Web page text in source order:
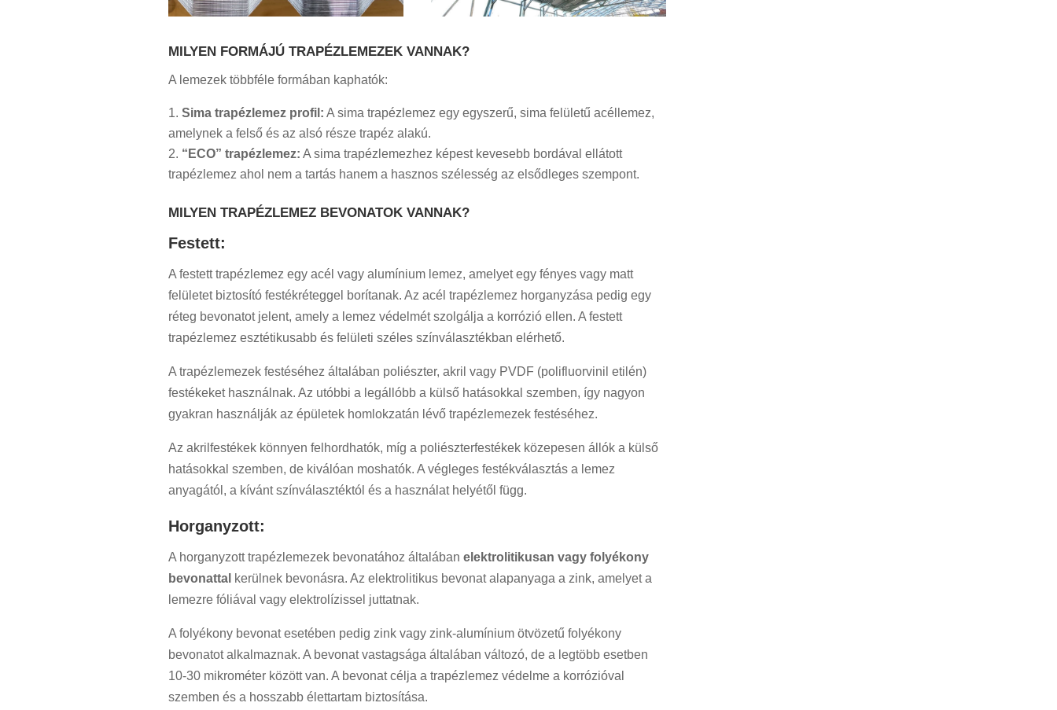
MILYEN FORMÁJÚ TRAPÉZLEMEZEK VANNAK?
A lemezek többféle formában kaphatók:
Sima trapézlemez profil: A sima trapézlemez egy egyszerű, sima felületű acéllemez,
amelynek a felső és az alsó része trapéz alakú.
“ECO” trapézlemez: A sima trapézlemezhez képest kevesebb bordával ellátott
trapézlemez ahol nem a tartás hanem a hasznos szélesség az elsődleges szempont.
MILYEN TRAPÉZLEMEZ BEVONATOK VANNAK?
Festett:
A festett trapézlemez egy acél vagy alumínium lemez, amelyet egy fényes vagy matt
felületet biztosító festékréteggel borítanak. Az acél trapézlemez horganyzása pedig egy
réteg bevonatot jelent, amely a lemez védelmét szolgálja a korrózió ellen. A festett
trapézlemez esztétikusabb és felületi széles színválasztékban elérhető.
A trapézlemezek festéséhez általában poliészter, akril vagy PVDF (polifluorvinil etilén)
festékeket használnak. Az utóbbi a legállóbb a külső hatásokkal szemben, így nagyon
gyakran használják az épületek homlokzatán lévő trapézlemezek festéséhez.
Az akrilfestékek könnyen felhordhatók, míg a poliészterfestékek közepesen állók a külső
hatásokkal szemben, de kiválóan moshatók. A végleges festékválasztás a lemez
anyagától, a kívánt színválasztéktól és a használat helyétől függ.
Horganyzott:
A horganyzott trapézlemezek bevonatához általában elektrolitikusan vagy folyékony
bevonattal kerülnek bevonásra. Az elektrolitikus bevonat alapanyaga a zink, amelyet a
lemezre fóliával vagy elektrolízissel juttatnak.
A folyékony bevonat esetében pedig zink vagy zink-alumínium ötvözetű folyékony
bevonatot alkalmaznak. A bevonat vastagsága általában változó, de a legtöbb esetben
10-30 mikrométer között van. A bevonat célja a trapézlemez védelme a korrózióval
szemben és a hosszabb élettartam biztosítása.